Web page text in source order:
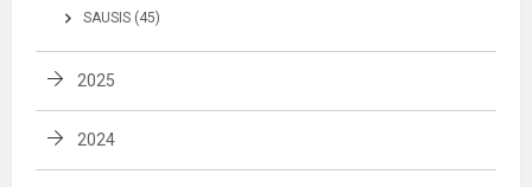
SAUSIS (45)
2025
2024